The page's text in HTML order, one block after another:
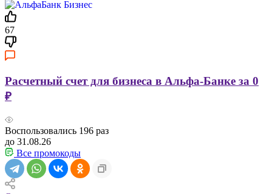
67
Расчетный счет для бизнеса в Альфа-Банке за 0
₽
Воспользовались 196 раз
до 31.08.26
Все промокоды